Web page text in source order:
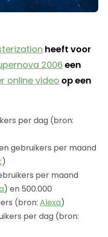
heeft voor
2006een
online video op een
per dag (bron:
gebruikers per maand
)
per maand
) en 500.000
(bron: Alexa)
per dag (bron: